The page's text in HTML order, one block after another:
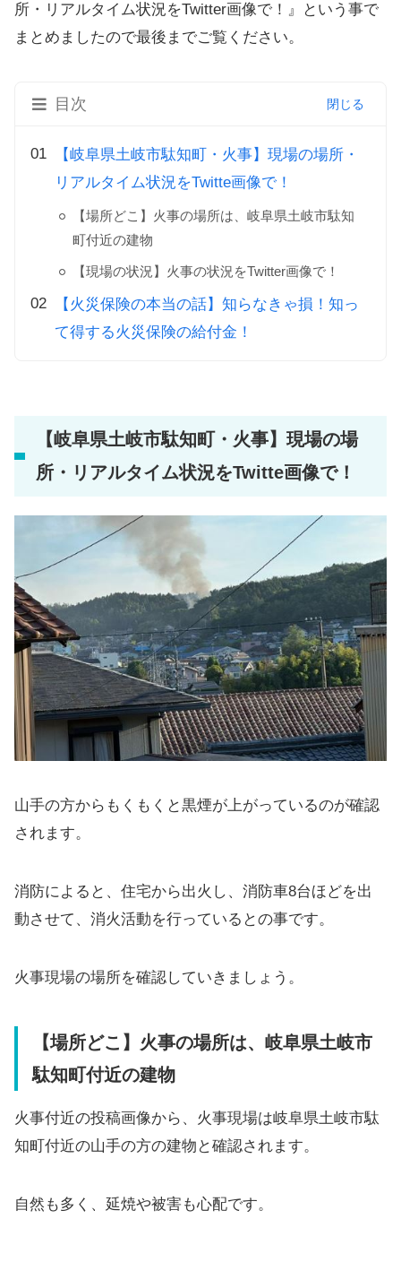
所・リアルタイム状況をTwitter画像で！』という事で
まとめましたので最後までご覧ください。
目次
【岐阜県土岐市駄知町・火事】現場の場所・
リアルタイム状況をTwitte画像で！
【場所どこ】火事の場所は、岐阜県土岐市駄知
町付近の建物
【現場の状況】火事の状況をTwitter画像で！
【火災保険の本当の話】知らなきゃ損！知っ
て得する火災保険の給付金！
【岐阜県土岐市駄知町・火事】現場の場
所・リアルタイム状況をTwitte画像で！
山手の方からもくもくと黒煙が上がっているのが確認
されます。
消防によると、住宅から出火し、消防車8台ほどを出
動させて、消火活動を行っているとの事です。
火事現場の場所を確認していきましょう。
【場所どこ】火事の場所は、岐阜県土岐市
駄知町付近の建物
火事付近の投稿画像から、火事現場は岐阜県土岐市駄
知町付近の山手の方の建物と確認されます。
自然も多く、延焼や被害も心配です。